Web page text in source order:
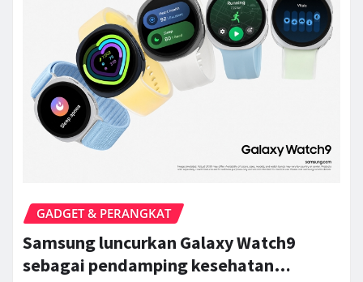
GADGET & PERANGKAT
Samsung luncurkan Galaxy Watch9
sebagai pendamping kesehatan…